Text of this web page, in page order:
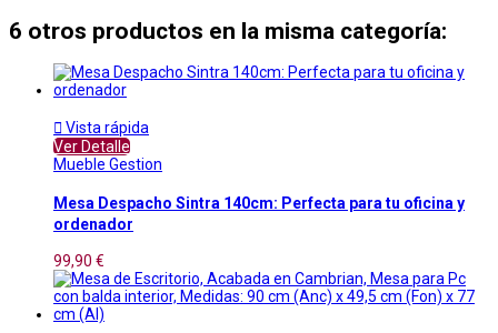
6 otros productos en la misma categoría:
 Vista rápida
Ver Detalle
Mueble Gestion
Mesa Despacho Sintra 140cm: Perfecta para tu oficina y
ordenador
99,90 €